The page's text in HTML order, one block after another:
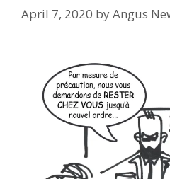
April 7, 2020 byAngus